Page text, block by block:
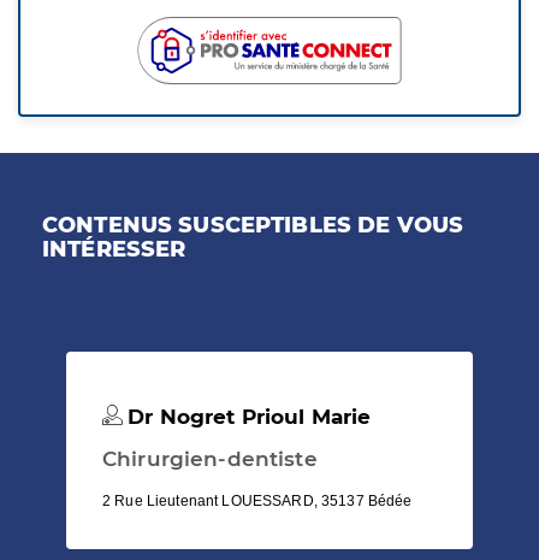
CONTENUS SUSCEPTIBLES DE VOUS
INTÉRESSER
Dr Nogret Prioul Marie
Chirurgien-dentiste
2 Rue Lieutenant LOUESSARD, 35137 Bédée